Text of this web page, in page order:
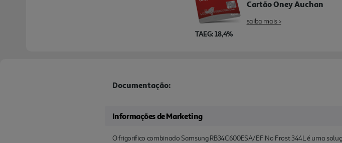
TAEG: 18,4%
Cartão Oney Auchan
saiba mais >
Documentação:
Informações de Marketing
O frigorífico combinado Samsung RB34C600ESA/EF No Frost 344L é uma